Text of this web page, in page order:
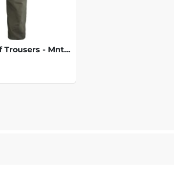
High Coast Zip-off Trousers - Mntn Grey